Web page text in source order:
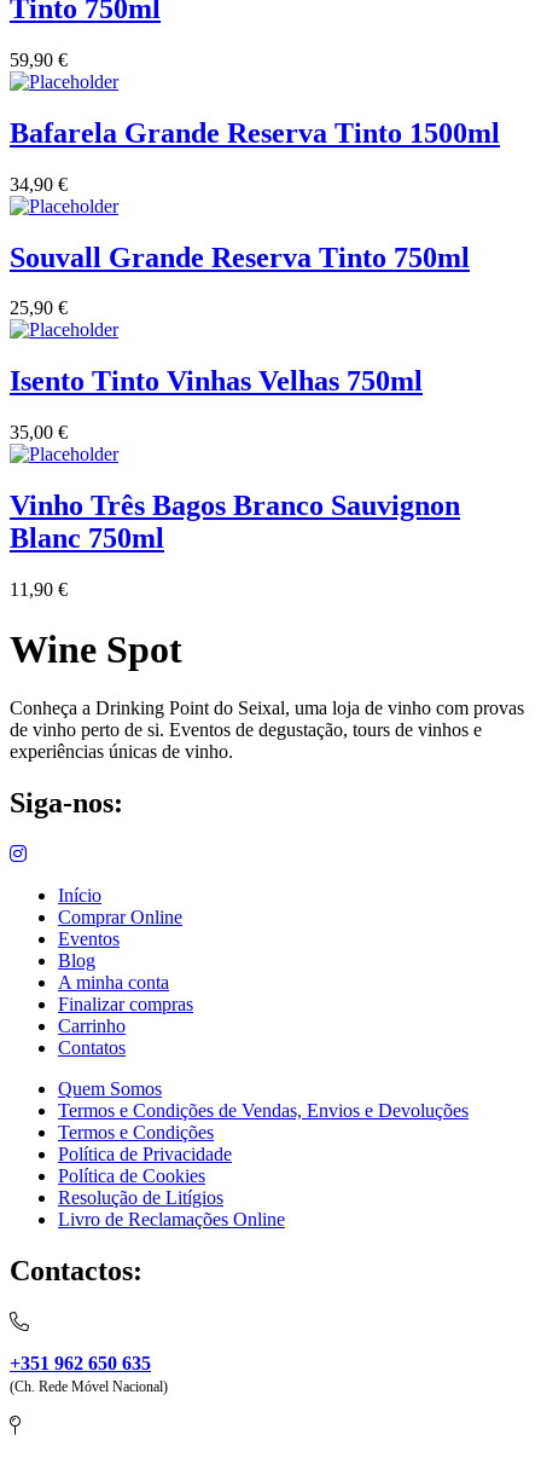
Tinto 750ml
59,90 €
Bafarela Grande Reserva Tinto 1500ml
34,90 €
Souvall Grande Reserva Tinto 750ml
25,90 €
Isento Tinto Vinhas Velhas 750ml
35,00 €
Vinho Três Bagos Branco Sauvignon
Blanc 750ml
11,90 €
Wine Spot
Conheça a Drinking Point do Seixal, uma loja de vinho com provas
de vinho perto de si. Eventos de degustação, tours de vinhos e
experiências únicas de vinho.
Siga-nos:
Início
Comprar Online
Eventos
Blog
A minha conta
Finalizar compras
Carrinho
Contatos
Quem Somos
Termos e Condições de Vendas, Envios e Devoluções
Termos e Condições
Política de Privacidade
Política de Cookies
Resolução de Litígios
Livro de Reclamações Online
Contactos:
+351 962 650 635
(Ch. Rede Móvel Nacional)